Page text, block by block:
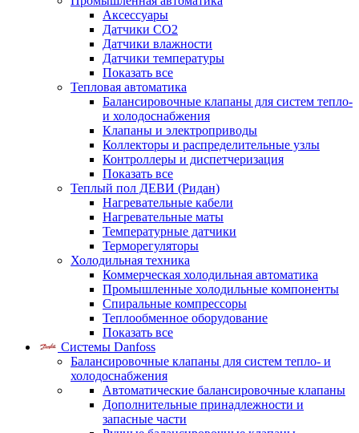
Аксессуары
Датчики CO2
Датчики влажности
Датчики температуры
Показать все
Тепловая автоматика
Балансировочные клапаны для систем тепло-
и холодоснабжения
Клапаны и электроприводы
Коллекторы и распределительные узлы
Контроллеры и диспетчеризация
Показать все
Теплый пол ДЕВИ (Ридан)
Нагревательные кабели
Нагревательные маты
Температурные датчики
Терморегуляторы
Холодильная техника
Коммерческая холодильная автоматика
Промышленные холодильные компоненты
Спиральные компрессоры
Теплообменное оборудование
Показать все
Системы Danfoss
Балансировочные клапаны для систем тепло- и
холодоснабжения
Автоматические балансировочные клапаны
Дополнительные принадлежности и
запасные части